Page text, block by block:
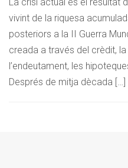
vivint de la riquesa
posteriors a la II Guerra
creada a través del crèdit,
l’endeutament, les
Després de mitja dècada […]